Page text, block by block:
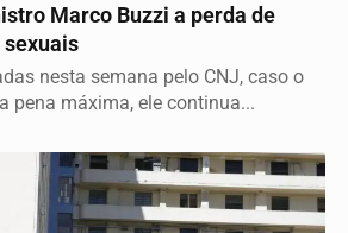
Marco Buzzi a perda de
nesta semana pelo CNJ, caso o
pena máxima, ele continua...